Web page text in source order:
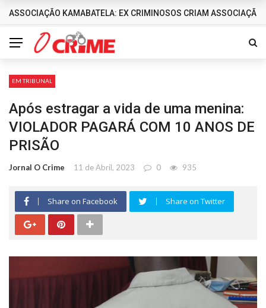
DESTAQUES
ASSOCIAÇÃO KAMABATELA: EX CRIMINOSOS CRIAM
EM TRIBUNAL
Após estragar a vida de uma menina:
VIOLADOR PAGARÁ COM 10 ANOS DE
PRISÃO
Jornal O Crime 11 de Abril, 2023 0 935
Share on Facebook Share on Twitter